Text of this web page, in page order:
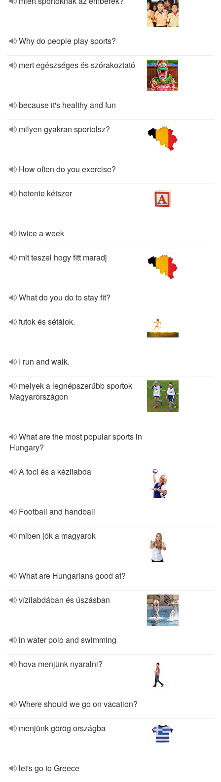
Why do people play sports?
mert egészséges és szórakoztató
because it's healthy and fun
milyen gyakran sportolsz?
How often do you exercise?
hetente kétszer
twice a week
mit teszel hogy fitt maradj
What do you do to stay fit?
futok és sétálok.
I run and walk.
melyek a legnépszerűbb sportok
Magyarországon
What are the most popular sports in
Hungary?
A foci és a kézilabda
Football and handball
miben jók a magyarok
What are Hungarians good at?
vízilabdában és úszásban
in water polo and swimming
hova menjünk nyaralni?
Where should we go on vacation?
menjünk görög országba
let's go to Greece